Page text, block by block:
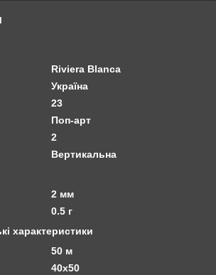
Riviera Blanca
Україна
23
Поп-арт
2
Вертикальна
2 мм
0.5 г
характеристики
50 м
40х50